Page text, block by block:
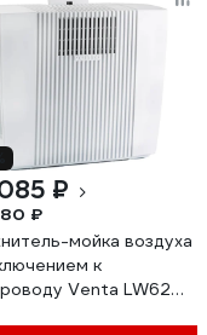
₽
₽
мойка воздуха
к
Venta LW62